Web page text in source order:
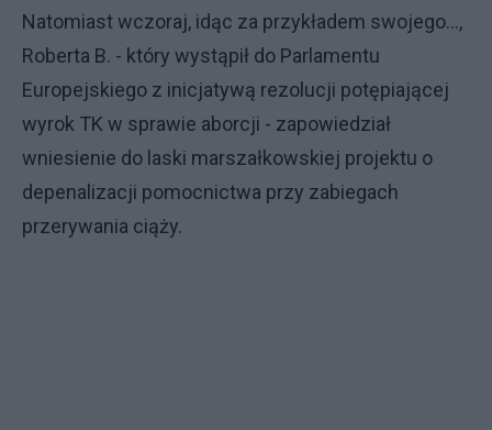
Natomiast wczoraj, idąc za przykładem swojego…,
Roberta B. - który wystąpił do Parlamentu
Europejskiego z inicjatywą rezolucji potępiającej
wyrok TK w sprawie aborcji - zapowiedział
wniesienie do laski marszałkowskiej projektu o
depenalizacji pomocnictwa przy zabiegach
przerywania ciąży.